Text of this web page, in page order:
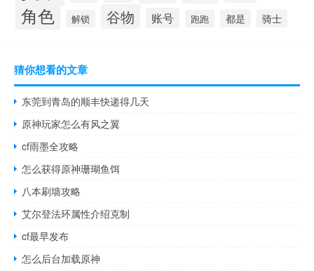
角色 解锁 谷物 账号 跑跑 都是 骑士
猜你想看的文章
东莞到青岛的顺丰快递得几天
原神玩家怎么有风之翼
cf雨墨全攻略
怎么获得原神珊瑚鱼饵
八本刷墙攻略
艾尔登法环属性介绍克制
cf最早发布
怎么后台加载原神